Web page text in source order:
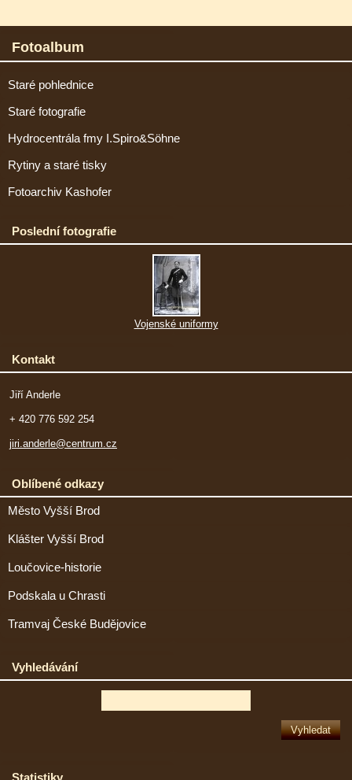
Fotoalbum
Staré pohlednice
Staré fotografie
Hydrocentrála fmy I.Spiro&Söhne
Rytiny a staré tisky
Fotoarchiv Kashofer
Poslední fotografie
Vojenské uniformy
Kontakt
Jiří Anderle
+ 420 776 592 254
jiri.anderle@centrum.cz
Oblíbené odkazy
Město Vyšší Brod
Klášter Vyšší Brod
Loučovice-historie
Podskala u Chrasti
Tramvaj České Budějovice
Vyhledávání